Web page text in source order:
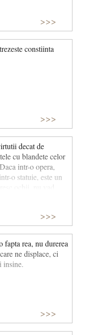
>>>
constiinta
>>>
decat de
cu blandete celor
intr-o opera,
o statuie, este un
ochii, nu vad
decat de el,
>>>
fapta rea, nu durerea
ne displace, ci
insine.
>>>